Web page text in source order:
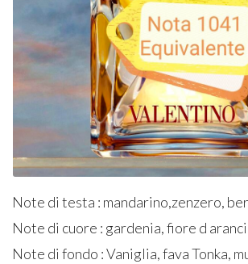
Note di testa : mandarino,zenzero,
Note di cuore : gardenia, fiore d
Note di fondo : Vaniglia, fava Tonka,